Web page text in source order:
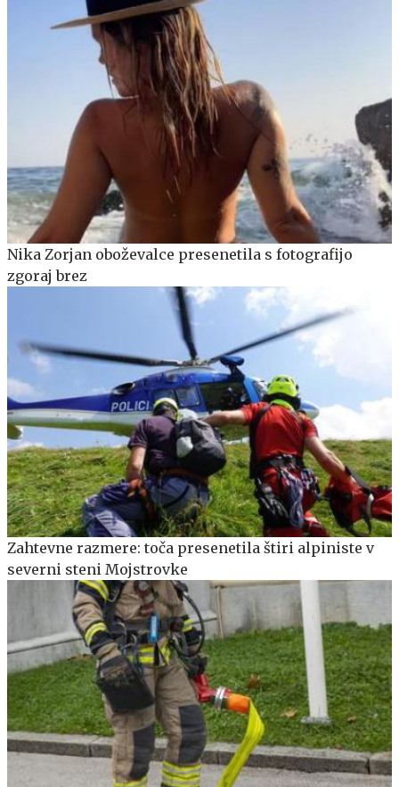
Nika Zorjan oboževalce presenetila s fotografijo
zgoraj brez
Zahtevne razmere: toča presenetila štiri alpiniste v
severni steni Mojstrovke